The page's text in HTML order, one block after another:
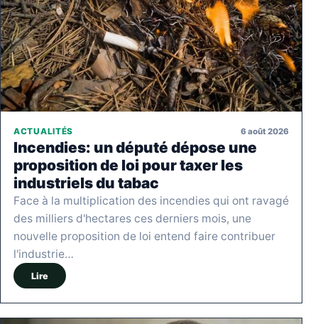
ACTUALITÉS 6 août 2026
Incendies: un député dépose une
proposition de loi pour taxer les
industriels du tabac
Face à la multiplication des incendies qui ont ravagé
des milliers d'hectares ces derniers mois, une
nouvelle proposition de loi entend faire contribuer
l'industrie…
Lire